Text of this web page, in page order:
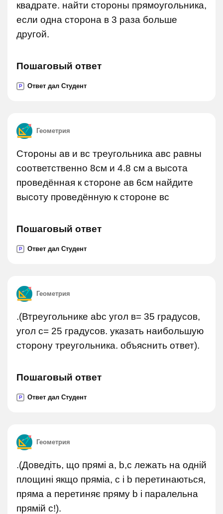
квадрате. найти стороны прямоугольника,
если одна сторона в 3 раза больше
другой.
Пошаговый ответ
P Ответ дал Студент
Геометрия
Стороны ав и вс треугольника авс равны
соответственно 8см и 4.8 см а высота
проведённая к стороне ав 6см найдите
высоту проведённую к стороне вс
Пошаговый ответ
P Ответ дал Студент
Геометрия
.(Втреугольнике abc угол в= 35 градусов,
угол с= 25 градусов. указать наибольшую
сторону треугольника. объяснить ответ).
Пошаговый ответ
P Ответ дал Студент
Геометрия
.(Доведіть, що прямі a, b,c лежать на одній
площині якщо пряміa, c i b перетинаються,
пряма а перетиняє пряму b і паралельна
прямій с!).